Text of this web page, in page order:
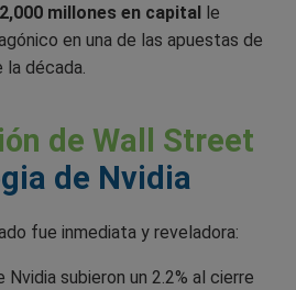
millones en capital le
en una de las apuestas de
la década.
de Wall Street
de Nvidia
fue inmediata y reveladora:
Nvidia subieron un 2.2% al cierre